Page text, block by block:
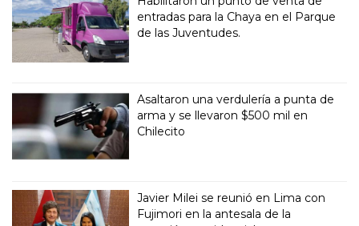
entradas para la Chaya en el Parque
de las Juventudes.
Asaltaron una verdulería a punta de
arma y se llevaron $500 mil en
Chilecito
Javier Milei se reunió en Lima con
Fujimori en la antesala de la